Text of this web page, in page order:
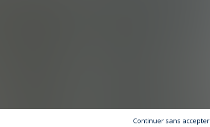
Continuer sans accepter